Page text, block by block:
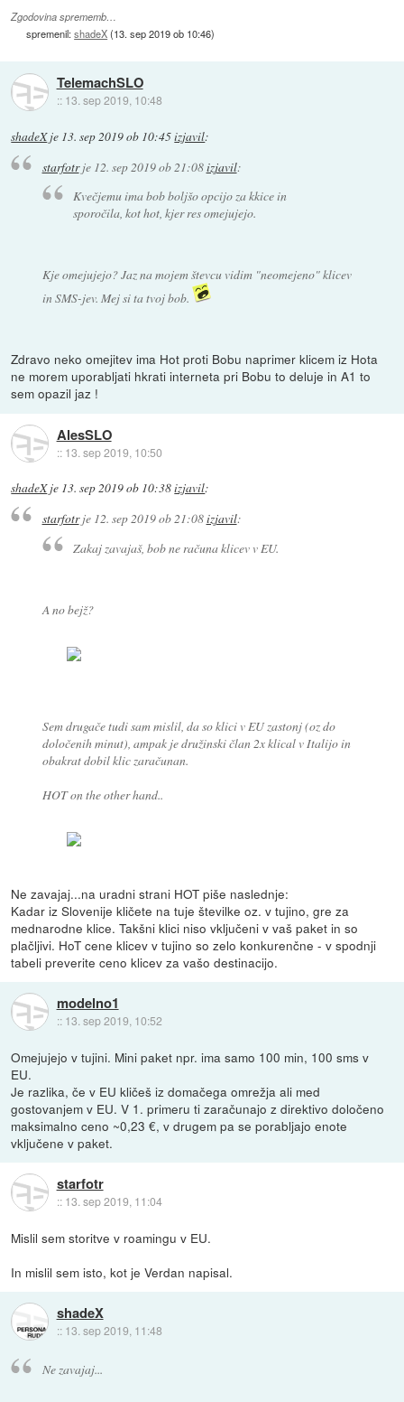
Zgodovina sprememb…
spremenil:shadeX(13. sep 2019 ob 10:46)
TelemachSLO
:: 13. sep 2019, 10:48
shadeXje 13. sep 2019 ob 10:45izjavil:
starfotrje 12. sep 2019 ob 21:08izjavil:
Kvečjemu ima bob boljšo opcijo za kkice in
sporočila, kot hot, kjer res omejujejo.
Kje omejujejo? Jaz na mojem števcu vidim "neomejeno" klicev
in SMS-jev. Mej si ta tvoj bob.
Zdravo neko omejitev ima Hot proti Bobu naprimer klicem iz Hota
ne morem uporabljati hkrati interneta pri Bobu to deluje in A1 to
sem opazil jaz !
AlesSLO
:: 13. sep 2019, 10:50
shadeXje 13. sep 2019 ob 10:38izjavil:
starfotrje 12. sep 2019 ob 21:08izjavil:
Zakaj zavajaš, bob ne računa klicev v EU.
A no bejž?
Sem drugače tudi sam mislil, da so klici v EU zastonj (oz do
določenih minut), ampak je družinski član 2x klical v Italijo in
obakrat dobil klic zaračunan.
HOT on the other hand..
Ne zavajaj...na uradni strani HOT piše naslednje:
Kadar iz Slovenije kličete na tuje številke oz. v tujino, gre za
mednarodne klice. Takšni klici niso vključeni v vaš paket in so
plačljivi. HoT cene klicev v tujino so zelo konkurenčne - v spodnji
tabeli preverite ceno klicev za vašo destinacijo.
modelno1
:: 13. sep 2019, 10:52
Omejujejo v tujini. Mini paket npr. ima samo 100 min, 100 sms v
EU.
Je razlika, če v EU kličeš iz domačega omrežja ali med
gostovanjem v EU. V 1. primeru ti zaračunajo z direktivo določeno
maksimalno ceno ~0,23 €, v drugem pa se porabljajo enote
vključene v paket.
starfotr
:: 13. sep 2019, 11:04
Mislil sem storitve v roamingu v EU.
In mislil sem isto, kot je Verdan napisal.
shadeX
:: 13. sep 2019, 11:48
Ne zavajaj...